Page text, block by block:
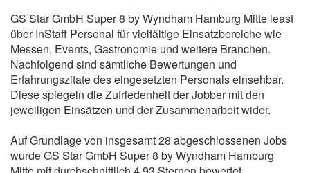
GS Star GmbH Super 8 by Wyndham Hamburg Mitte least
über InStaff Personal für vielfältige Einsatzbereiche wie
Messen, Events, Gastronomie und weitere Branchen.
Nachfolgend sind sämtliche Bewertungen und
Erfahrungszitate des eingesetzten Personals einsehbar.
Diese spiegeln die Zufriedenheit der Jobber mit den
jeweiligen Einsätzen und der Zusammenarbeit wider.
Auf Grundlage von insgesamt 28 abgeschlossenen Jobs
wurde GS Star GmbH Super 8 by Wyndham Hamburg